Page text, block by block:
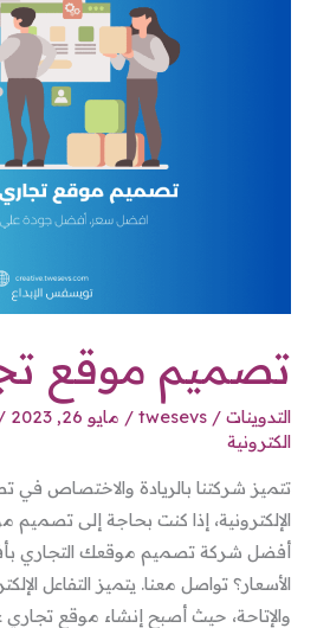
تصميم موقع
التدوينات /
twesevs
/ مايو 26, 2023
الكترونية
تتميز شركتنا بالريادة والاختصاص في
الإلكترونية، إذا كنت بحاجة إلى
أفضل شركة تصميم موقعك التجاري
الأسعار؟ تواصل معنا. يتميز التفاعل
والإتاحة، حيث أصبح إنشاء موقع تجاري